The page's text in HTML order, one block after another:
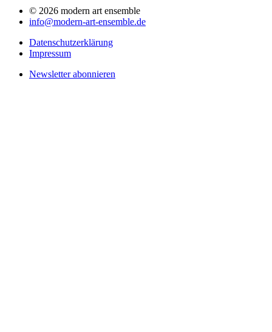
© 2026 modern art ensemble
info@modern-art-ensemble.de
Datenschutzerklärung
Impressum
Newsletter abonnieren